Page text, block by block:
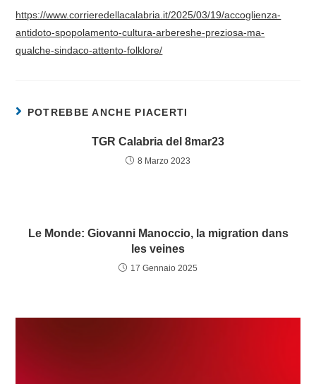
https://www.corrieredellacalabria.it/2025/03/19/accoglienza-
antidoto-spopolamento-cultura-arbereshe-preziosa-ma-
qualche-sindaco-attento-folklore/
POTREBBE ANCHE PIACERTI
TGR Calabria del 8mar23
8 Marzo 2023
Le Monde: Giovanni Manoccio, la migration dans
les veines
17 Gennaio 2025